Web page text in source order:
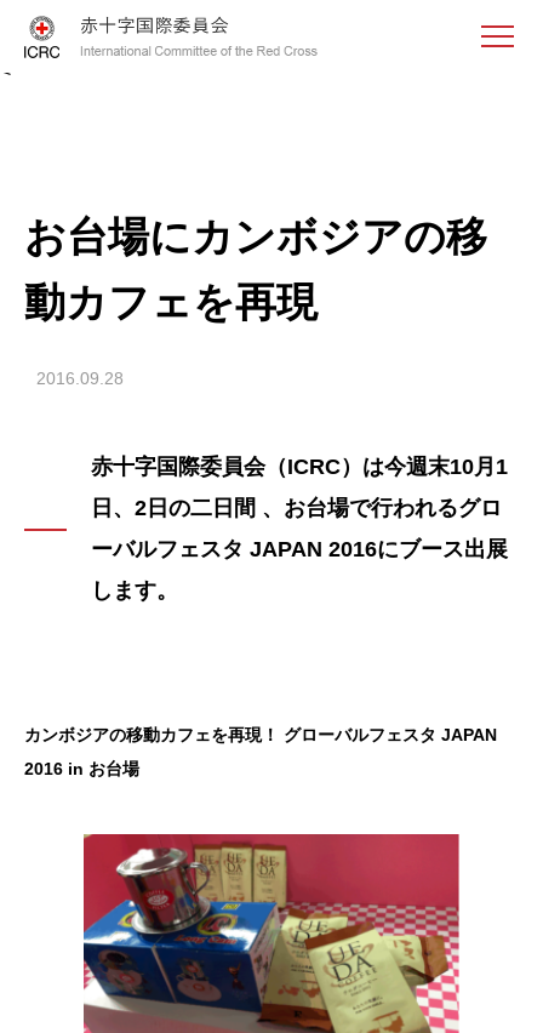
<
お台場にカンボジアの移
動カフェを再現
2016.09.28
赤十字国際委員会（ICRC）は今週末10月1
日、2日の二日間 、お台場で行われるグロ
ーバルフェスタ JAPAN 2016にブース出展
します。
カンボジアの移動カフェを再現！
グローバルフェスタ JAPAN
2016 in お台場